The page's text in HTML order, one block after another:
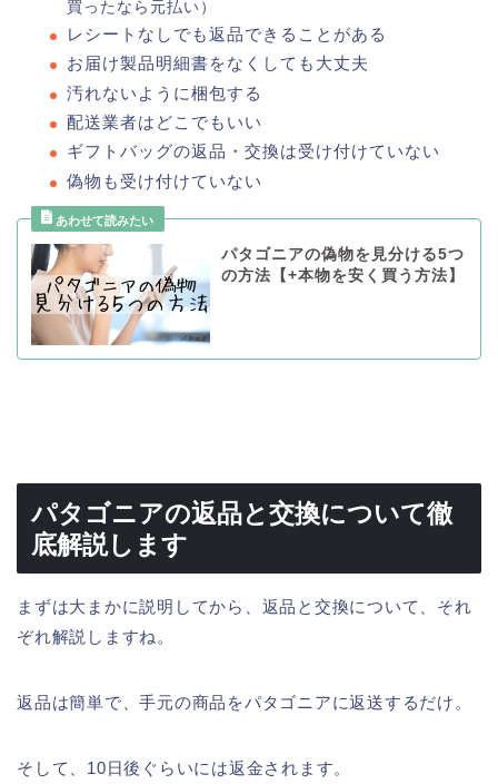
買ったなら元払い）
レシートなしでも返品できることがある
お届け製品明細書をなくしても大丈夫
汚れないように梱包する
配送業者はどこでもいい
ギフトバッグの返品・交換は受け付けていない
偽物も受け付けていない
パタゴニアの偽物を見分ける5つ
の方法【+本物を安く買う方法】
パタゴニアの返品と交換について徹
底解説します
まずは大まかに説明してから、返品と交換について、それ
ぞれ解説しますね。
返品は簡単で、手元の商品をパタゴニアに返送するだけ。
そして、10日後ぐらいには返金されます。